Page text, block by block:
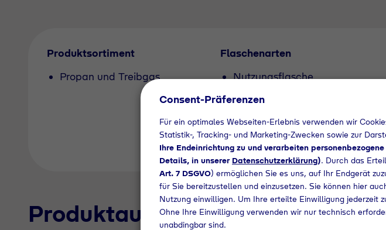
Produktsortiment
Propan und Treibgas
Flaschenarten
Nutzungsflasche
Produktauswahl
Consent-Präferenzen
Für ein optimales Webseiten-Erlebnis verwenden wir
Statistik-, Tracking- und Marketing-Zwecken sowie zur
Ihre Endeinrichtung zu und verarbeiten
Details, in unserer Datenschutzerklärung). Durch das
Art. 7 DSGVO) ermöglichen Sie es uns, auf Ihr Endgerät
für Sie bereitzustellen und einzusetzen. Sie können hier
Nutzung einwilligen. Um Ihre erteilte Einwilligung jederzeit
Ohne Ihre Einwilligung verwenden wir nur technisch
unabdingbar sind.